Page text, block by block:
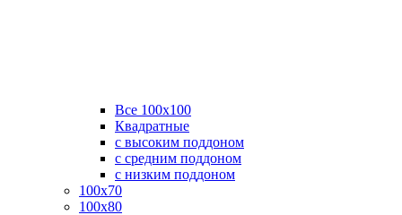
Все 100х100
Квадратные
с высоким поддоном
с средним поддоном
с низким поддоном
100х70
100х80